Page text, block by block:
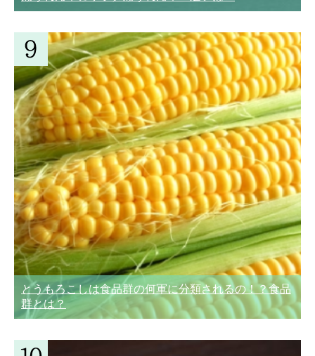
とうもろこしは食品群の何軍に分類されるの！？食品
群とは？